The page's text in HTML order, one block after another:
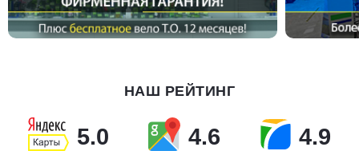
НАШ РЕЙТИНГ
5.0 4.6 4.9